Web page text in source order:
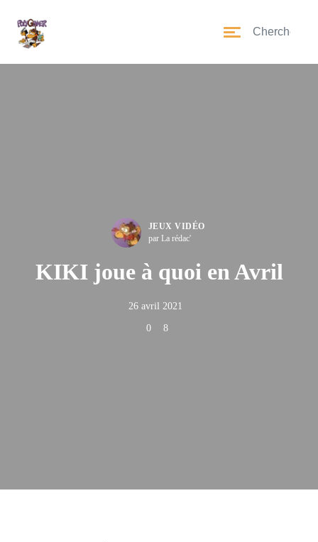
JEUX VIDÉO
par La rédac'
KIKI joue à quoi en Avril
26 avril 2021
0 8